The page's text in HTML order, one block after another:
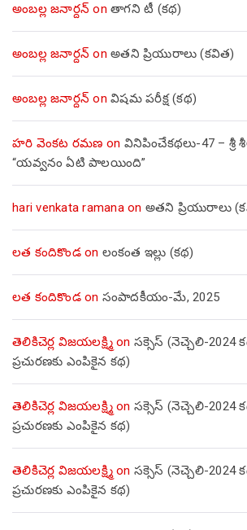
అంబల్ల జనార్దన్ on తాగని టీ (కథ)
అంబల్ల జనార్దన్ on అతని ప్రియురాలు (కవిత)
అంబల్ల జనార్దన్ on విషమ పరీక్ష (క‌థ‌)
హరి వెంకట రమణ on వినిపించేకథలు-47 – శ్రీ
“యవ్వనం ఏటి పాలయింది”
hari venkata ramanaon అతని ప్రియురాలు
లత కందికొండon లంకంత ఇల్లు (కథ)
లత కందికొండon సంపాదకీయం-మే, 2025
తెలికిచెర్ల విజయలక్ష్మిon సక్సెస్ (నెచ్చెలి-
ప్రచురణకు ఎంపికైన కథ)
తెలికిచెర్ల విజయలక్ష్మిon సక్సెస్ (నెచ్చెలి-
ప్రచురణకు ఎంపికైన కథ)
తెలికిచెర్ల విజయలక్ష్మిon సక్సెస్ (నెచ్చెలి-
ప్రచురణకు ఎంపికైన కథ)